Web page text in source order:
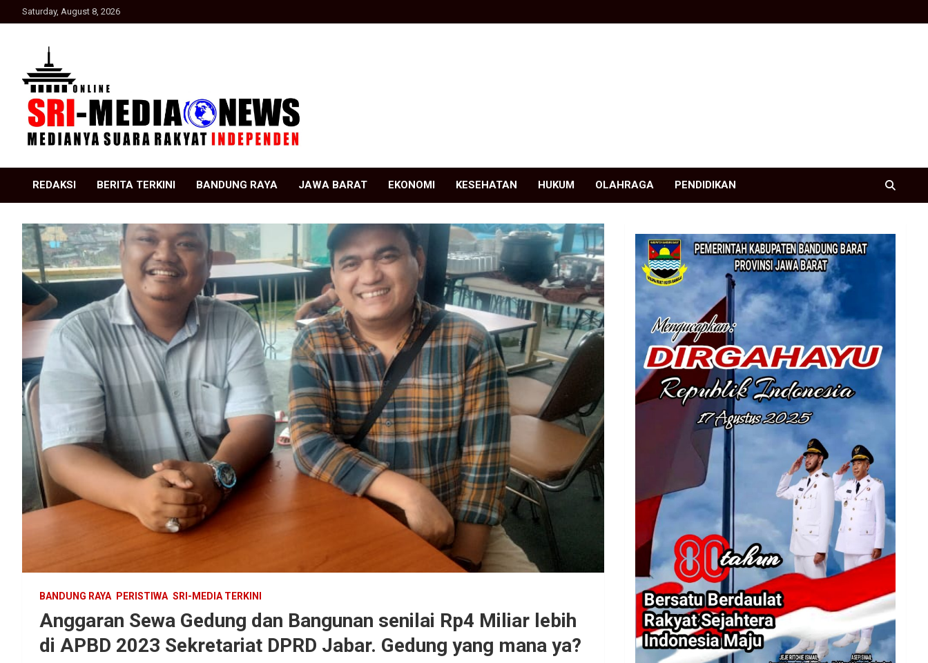
to
Saturday, August 8, 2026
SRI Media news
REDAKSI BERITA TERKINI BANDUNG RAYA JAWA BARAT EKONOMI KESEHATAN HUKUM OLAHRAGA PENDIDIKAN
BANDUNG RAYA PERISTIWA SRI-MEDIA TERKINI
Anggaran Sewa Gedung dan Bangunan senilai Rp4 Miliar lebih
di APBD 2023 Sekretariat DPRD Jabar. Gedung yang mana ya?